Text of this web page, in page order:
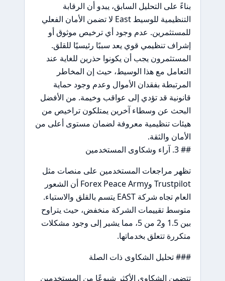
بناءً على التحليل السابق، يبدو أن الرقابة
التنظيمية للوسيط East لا تضمن الأمان الفعلي
للمستثمرين. عدم وجود أي ترخيص موثوق أو
إشراف تنظيمي قوي يعد سببًا رئيسيًا للقلق.
المستثمرون يجب أن يكونوا حذرين للغاية عند
التعامل مع هذا الوسيط، حيث إن المخاطر
المرتبطة بفقدان الأموال وعدم وجود حماية
قانونية قد تؤدي إلى عواقب وخيمة. من الأفضل
البحث عن وسطاء آخرين يمتلكون تراخيص من
هيئات تنظيمية معروفة لضمان مستوى أعلى من
الأمان والثقة.
## 3. آراء وشكاوى المستخدمين
تظهر مراجعات المستخدمين على منصات مثل
Trustpilot وForex Peace Army أن الشعور
العام تجاه شركة EAST يتسم بالقلق والاستياء.
متوسط تقييمات الشركة منخفض، حيث يتراوح
بين 1.5 و2 من 5، مما يشير إلى وجود مشكلات
متكررة تتعلق بخدماتها.
### تحليل الشكاوى ذات الصلة
تتضمن الشكاوى الأكثر شيوعًا من المستخدمين